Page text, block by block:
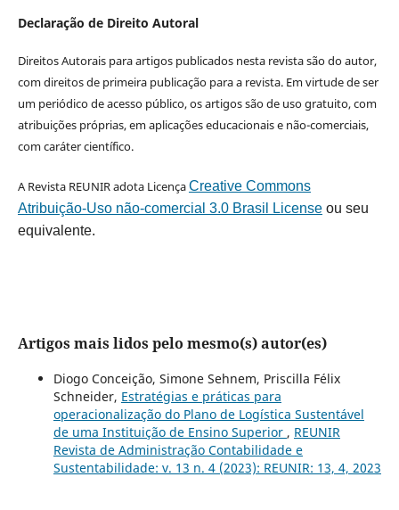
Declaração de Direito Autoral
Direitos Autorais para artigos publicados nesta revista são do autor,
com direitos de primeira publicação para a revista. Em virtude de ser
um periódico de acesso público, os artigos são de uso gratuito, com
atribuições próprias, em aplicações educacionais e não-comerciais,
com caráter científico.
A Revista REUNIR adota LicençaCreative Commons
Atribuição-Uso não-comercial 3.0 Brasil Licenseou seu
equivalente.
Artigos mais lidos pelo mesmo(s) autor(es)
Diogo Conceição, Simone Sehnem, Priscilla Félix
Schneider, Estratégias e práticas para
operacionalização do Plano de Logística Sustentável
de uma Instituição de Ensino Superior , REUNIR
Revista de Administração Contabilidade e
Sustentabilidade: v. 13 n. 4 (2023): REUNIR: 13, 4, 2023